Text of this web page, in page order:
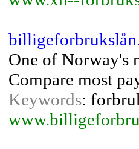
One of Norway's
Compare most
Keywords: